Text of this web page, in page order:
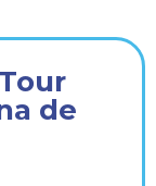
de